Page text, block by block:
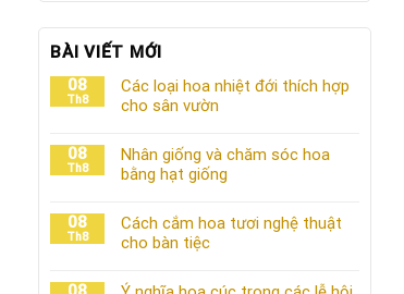
BÀI VIẾT MỚI
08
Th8
Các loại hoa nhiệt đới thích hợp
cho sân vườn
08
Th8
Nhân giống và chăm sóc hoa
bằng hạt giống
08
Th8
Cách cắm hoa tươi nghệ thuật
cho bàn tiệc